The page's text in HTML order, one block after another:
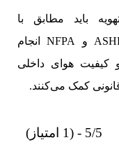
باید مطابق با
استانداردهای بین‌المللی مانند ASHRAE و NFPA انجام
و کیفیت هوای داخلی
کمک می‌کنند.
5/5 - (1 امتیاز)